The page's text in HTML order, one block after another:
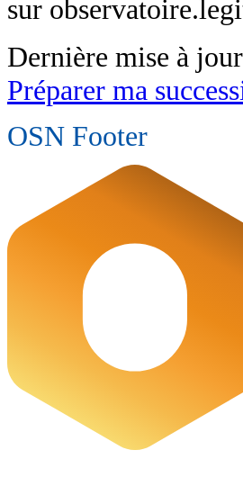
sur
Dernière mise à jour
Préparer ma
OSN Footer